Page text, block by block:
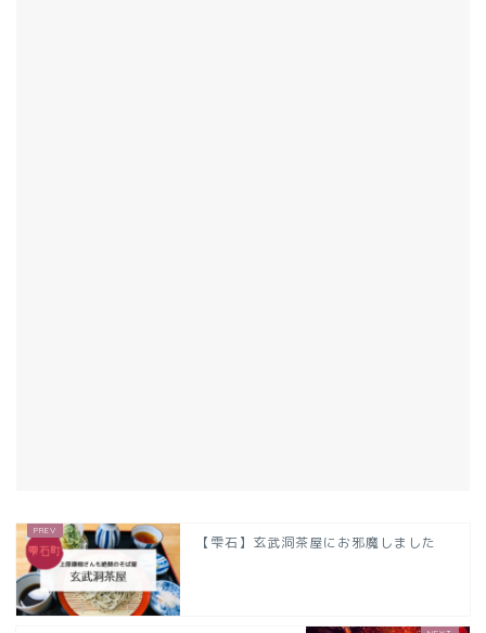
【雫石】玄武洞茶屋にお邪魔しました